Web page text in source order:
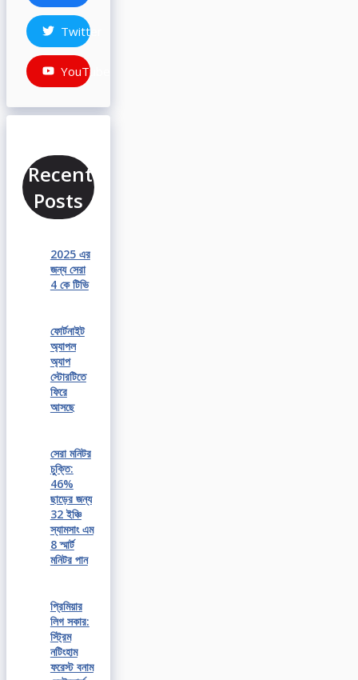
Twitter
YouTube
Recent
Posts
2025 এর
জন্য সেরা
4 কে টিভি
ফোর্টনাইট
অ্যাপল
অ্যাপ
স্টোরটিতে
ফিরে
আসছে
সেরা মনিটর
চুক্তি:
46%
ছাড়ের জন্য
32 ইঞ্চি
স্যামসাং এম
8 স্মার্ট
মনিটর পান
প্রিমিয়ার
লিগ সকার:
স্ট্রিম
নটিংহাম
ফরেস্ট বনাম